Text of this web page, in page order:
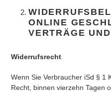
ONLINE
VERTRÄGE
Widerrufsrecht
Wenn Sie Verbraucher iSd § 1
Recht, binnen vierzehn Tagen